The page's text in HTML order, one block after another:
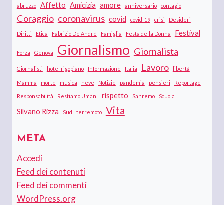
abruzzo Affetto Amicizia amore anniversario contagio
Coraggio coronavirus covid covid-19 crisi Desideri
Diritti Etica Fabrizio De André Famiglia Festa della Donna Festival
Forza Genova Giornalismo Giornalista
Giornalisti hotel rigopiano Informazione Italia Lavoro libertà
Mamma morte musica neve Notizie pandemia pensieri Reportage
Responsabilità Restiamo Umani rispetto Sanremo Scuola
Silvano Rizza Sud terremoto Vita
META
Accedi
Feed dei contenuti
Feed dei commenti
WordPress.org